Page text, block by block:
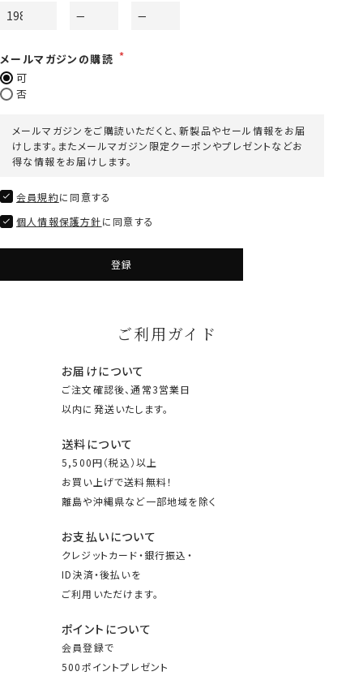
メールマガジンの購読
可
否
メールマガジンをご購読いただくと、新製品やセール情報をお届
けします。またメールマガジン限定クーポンやプレゼントなどお
得な情報をお届けします。
会員規約に同意する
個人情報保護方針に同意する
登録
ご利用ガイド
お届けについて
ご注文確認後、通常3営業日
以内に発送いたします。
送料について
5,500円（税込）以上
お買い上げで送料無料！
離島や沖縄県など一部地域を除く
お支払いについて
クレジットカード・銀行振込・
ID決済・後払いを
ご利用いただけます。
ポイントについて
会員登録で
500ポイントプレゼント